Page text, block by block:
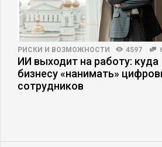
РИСКИ И ВОЗМОЖНОСТИ 4597
ИИ выходит на работу: куда
бизнесу «нанимать»
сотрудников